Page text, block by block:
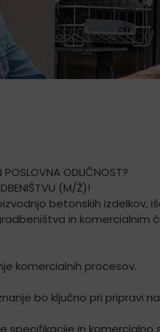
POSLOVNA ODLIČNOST?
(M/Ž)!
betonskih izdelkov,
in komercialnim
komercialnih procesov.
bo ključno pri pripravi
specifikacije in komercialno